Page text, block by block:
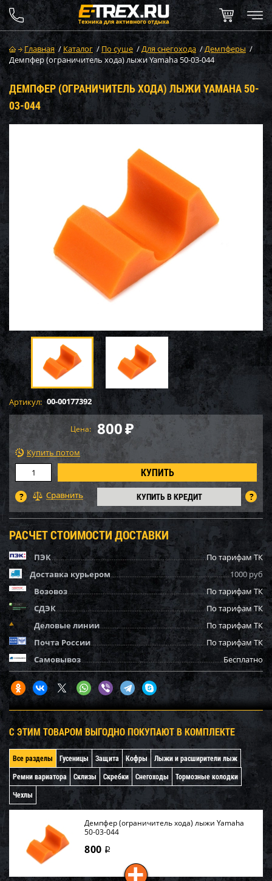
Главная / Каталог / По суше /Для снегохода /Демпферы /
Демпфер (ограничитель хода) лыжи Yamaha 50-03-044
ДЕМПФЕР (ОГРАНИЧИТЕЛЬ ХОДА) ЛЫЖИ YAMAHA 50-
03-044
Артикул: 00-00177392
Цена: 800₽
Купить потом
КУПИТЬ В КРЕДИТ
РАСЧЕТ СТОИМОСТИ ДОСТАВКИ
ПЭК
По тарифам ТК
Доставка курьером
1000 руб
Возовоз
По тарифам ТК
СДЭК
По тарифам ТК
Деловые линии
По тарифам ТК
Почта России
По тарифам ТК
Самовывоз
Бесплатно
С ЭТИМ ТОВАРОМ ВЫГОДНО ПОКУПАЮТ В КОМПЛЕКТЕ
Все разделы Гусеницы Защита Кофры
Лыжи и расширители лыж
Ремни вариатора
Склизы Скребки Снегоходы
Тормозные колодки
Чехлы
Демпфер (ограничитель хода) лыжи Yamaha
50-03-044
800 i